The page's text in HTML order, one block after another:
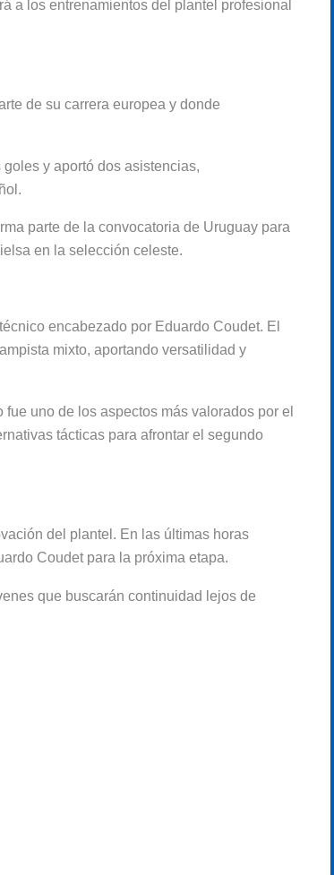
a los entrenamientos del plantel profesional
de su carrera europea y donde
y aportó dos asistencias,
parte de la convocatoria de Uruguay para
en la selección celeste.
encabezado por Eduardo Coudet. El
mixto, aportando versatilidad y
uno de los aspectos más valorados por el
tácticas para afrontar el segundo
del plantel. En las últimas horas
Coudet para la próxima etapa.
que buscarán continuidad lejos de